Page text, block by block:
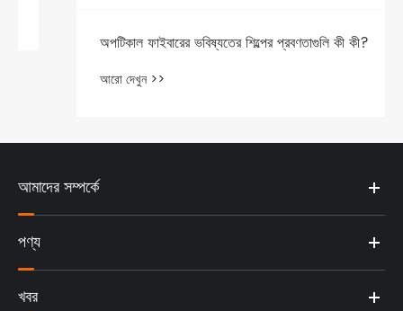
অপটিকাল ফাইবারের ভবিষ্যতের শিল্পের প্রবণতাগুলি কী কী?
আরো দেখুন >>
আমাদের সম্পর্কে
পণ্য
খবর